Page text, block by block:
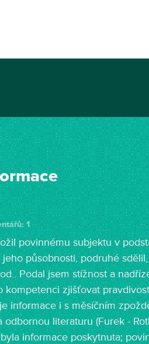
1
povinnému subjektu v
působnosti, podruhé
Podal jsem stížnost a
zjišťovat
informace i s měsíčním
literaturu (Furek -
informace poskytnuta;